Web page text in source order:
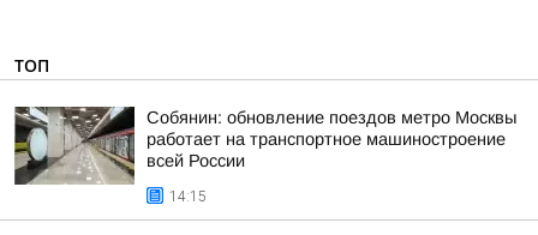
ТОП
Собянин: обновление поездов метро Москвы
работает на транспортное машиностроение
всей России
14:15